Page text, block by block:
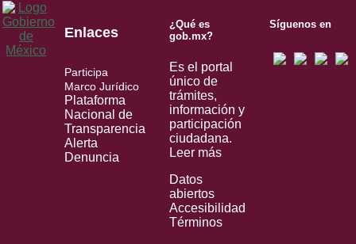
Enlaces
Participa
Marco Jurídico
Plataforma
Nacional de
Transparencia
Alerta
Denuncia
¿Qué es
gob.mx?
Es el portal
único de
trámites,
información y
participación
ciudadana.
Leer más
Datos
abiertos
Accesibilidad
Términos
Síguenos en